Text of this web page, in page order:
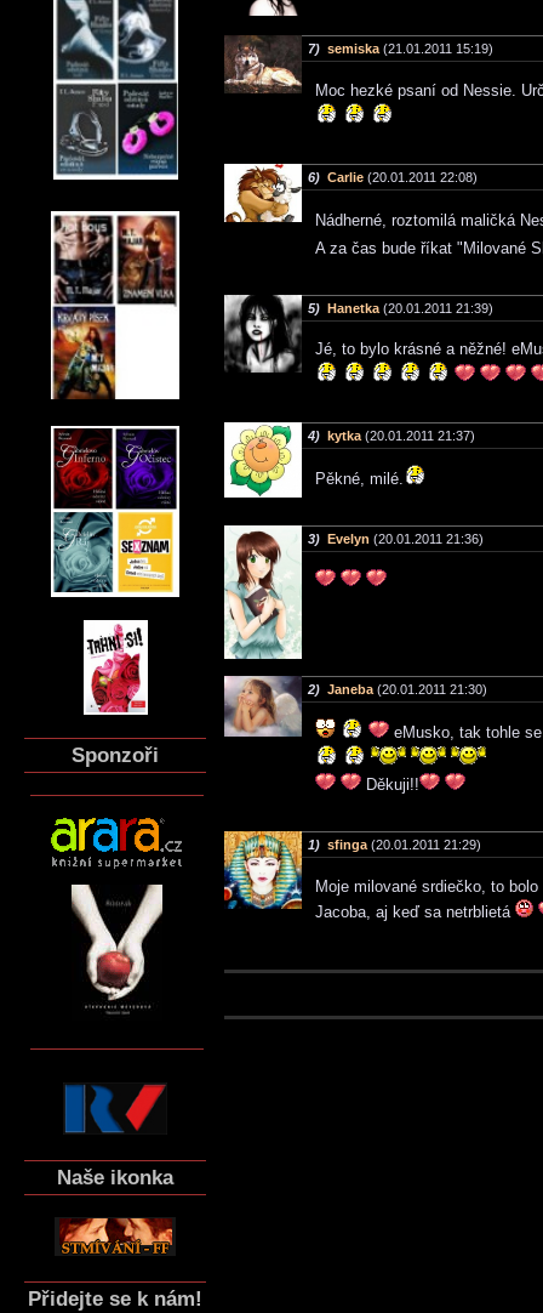
Sponzoři
Naše ikonka
Přidejte se k nám!
7) semiska (21.01.2011 15:19)
Moc hezké psaní od Nessie.
6) Carlie (20.01.2011 22:08)
Nádherné, roztomilá maličká
A za čas bude říkat "Milované
5) Hanetka (20.01.2011 21:39)
Jé, to bylo krásné a něžné!
4) kytka (20.01.2011 21:37)
Pěkné, milé.
3) Evelyn (20.01.2011 21:36)
2) Janeba (20.01.2011 21:30)
eMusko, tak tohle
Děkuji!!
1) sfinga (20.01.2011 21:29)
Moje milované srdiečko, to
Jacoba, aj keď sa netrblietá